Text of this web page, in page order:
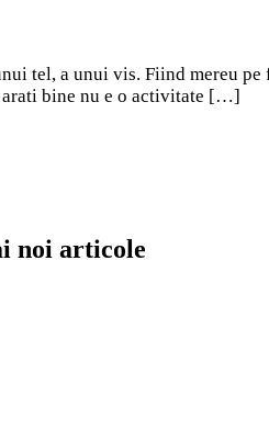
tel, a unui vis. Fiind mereu
arati bine nu e o activitate […]
noi articole